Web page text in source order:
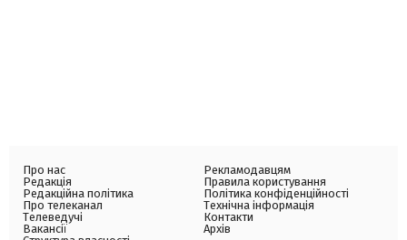
Про нас
Редакція
Редакційна політика
Про телеканал
Телеведучі
Вакансії
Рекламодавцям
Правила користування
Політика конфіденційності
Технічна інформація
Контакти
Архів